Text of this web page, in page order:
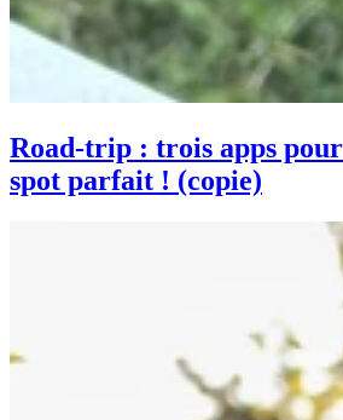
Road-trip : trois apps
spot parfait ! (copie)